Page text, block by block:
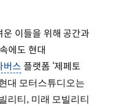
이들을 위해 공간과
에도 현대
버스 플랫폼 ‘제페토
대 모터스튜디오는
리티, 미래 모빌리티